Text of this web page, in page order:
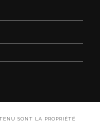
SONT LA PROPRIÉTÉ